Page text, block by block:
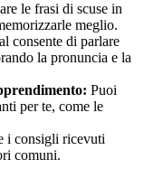
le frasi di scuse in
meglio.
consente di parlare
la pronuncia e la
Puoi
per te, come le
i consigli ricevuti
comuni.